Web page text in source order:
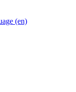
(en)